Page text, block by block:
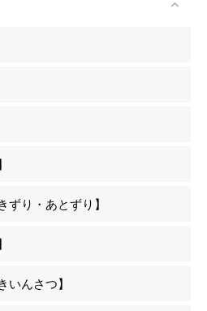
ずり・あとずり】
いんさつ】